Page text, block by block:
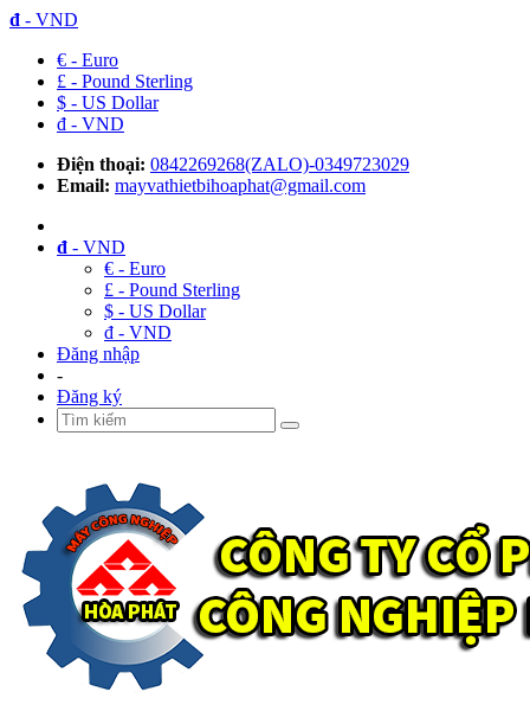
đ - VND
€ - Euro
£ - Pound Sterling
$ - US Dollar
đ - VND
Điện thoại: 0842269268(ZALO)-0349723029
Email: mayvathietbihoaphat@gmail.com
đ - VND
€ - Euro
£ - Pound Sterling
$ - US Dollar
đ - VND
Đăng nhập
-
Đăng ký